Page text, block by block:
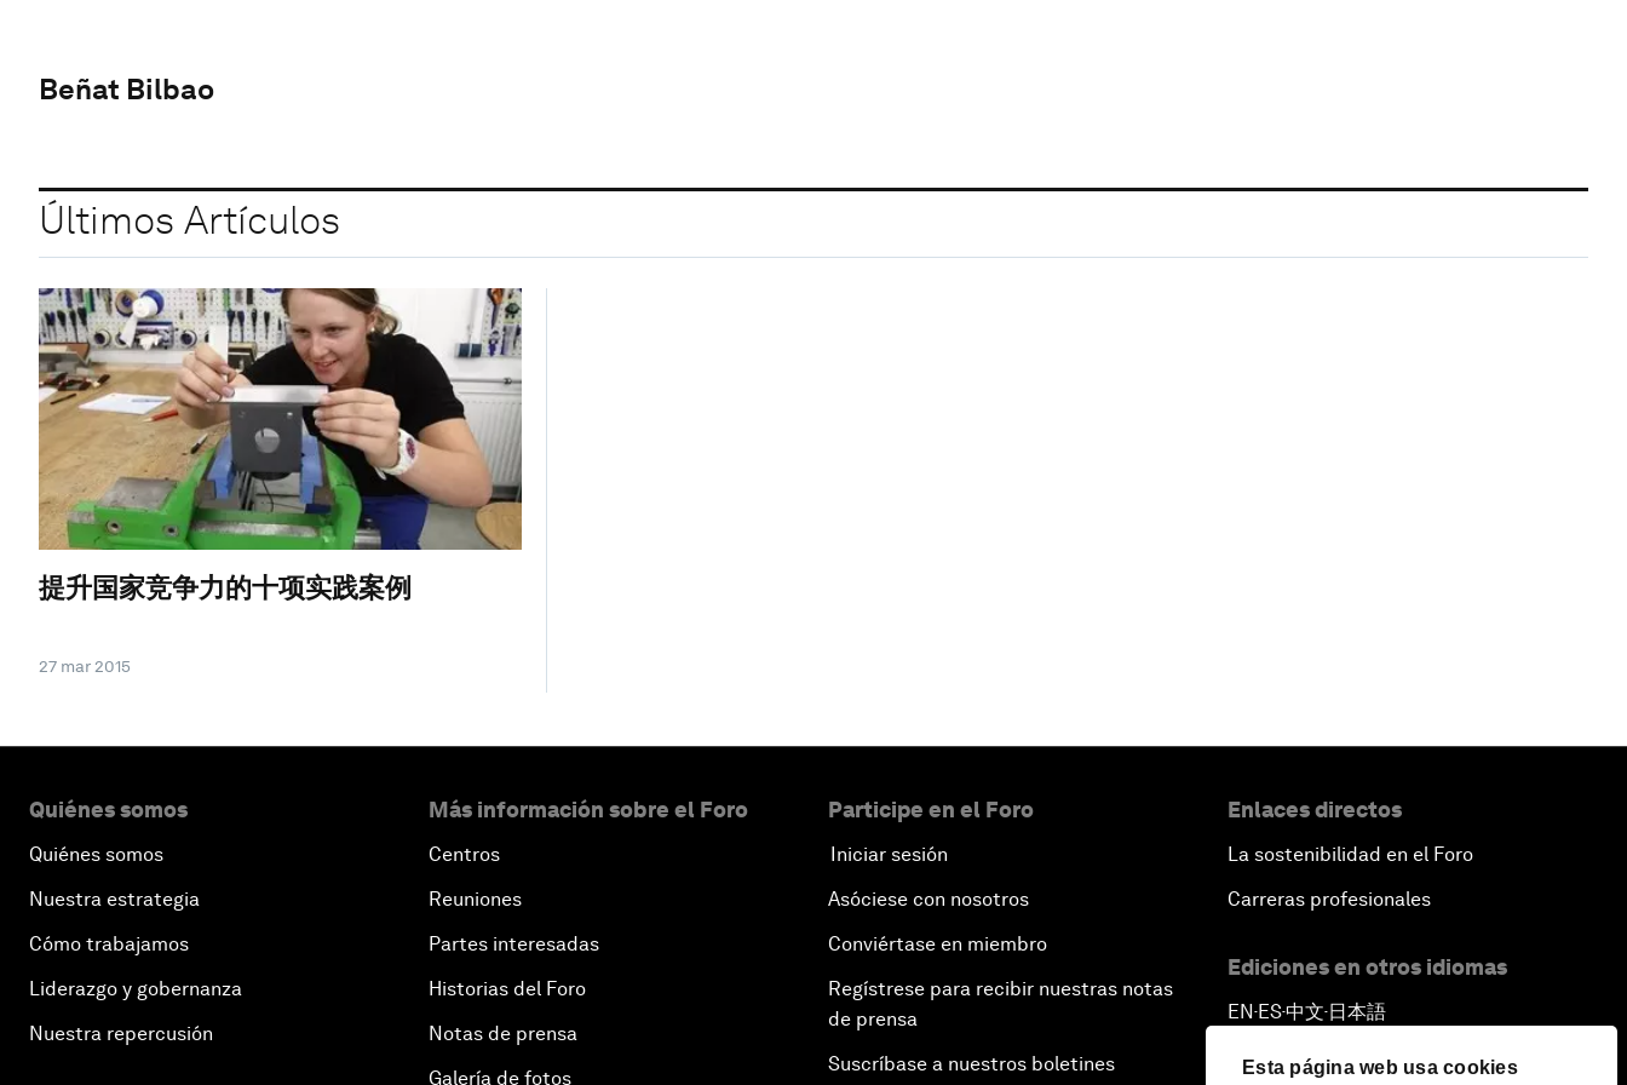
Esta página web usa cookies
Beñat Bilbao
Últimos Artículos
提升国家竞争力的十项实践案例
27 mar 2015
Quiénes somos
Quiénes somos
Nuestra estrategia
Cómo trabajamos
Liderazgo y gobernanza
Nuestra repercusión
Más información sobre el Foro
Centros
Reuniones
Partes interesadas
Historias del Foro
Notas de prensa
Galería de fotos
Participe en el Foro
Iniciar sesión
Asóciese con nosotros
Conviértase en miembro
Regístrese para recibir nuestras notas
de prensa
Suscríbase a nuestros boletines
Enlaces directos
La sostenibilidad en el Foro
Carreras profesionales
Ediciones en otros idiomas
EN ▪ES▪中文▪ 日本語